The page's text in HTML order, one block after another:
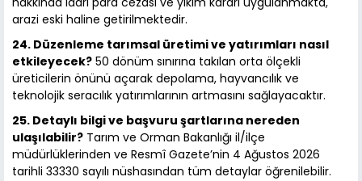
arazi eski haline getirilmektedir.
24. Düzenleme tarımsal üretimi ve yatırımları nasıl
etkileyecek? 50 dönüm sınırına takılan orta ölçekli
üreticilerin önünü açarak depolama, hayvancılık ve
teknolojik seracılık yatırımlarının artmasını sağlayacaktır.
25. Detaylı bilgi ve başvuru şartlarına nereden
ulaşılabilir? Tarım ve Orman Bakanlığı il/ilçe
müdürlüklerinden ve Resmî Gazete’nin 4 Ağustos 2026
tarihli 33330 sayılı nüshasından tüm detaylar öğrenilebilir.